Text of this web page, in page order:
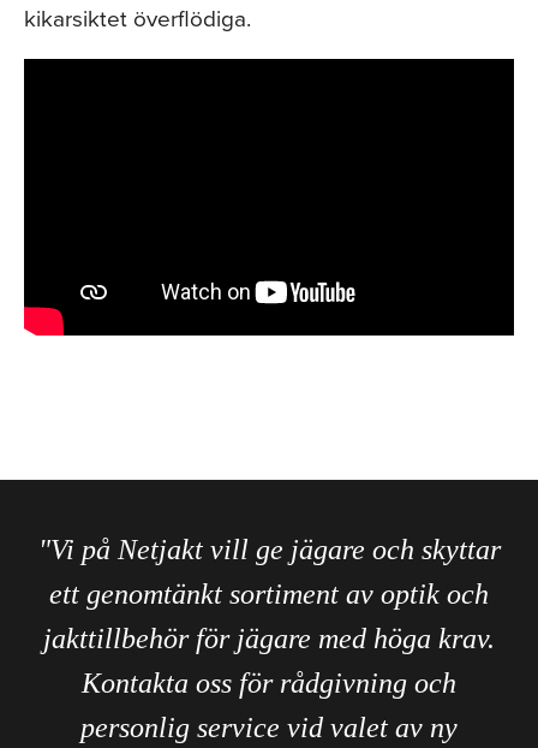
kikarsiktet överflödiga.
"Vi på Netjakt vill ge jägare och skyttar
ett genomtänkt sortiment av optik och
jakttillbehör för jägare med höga krav.
Kontakta oss för rådgivning och
personlig service vid valet av ny